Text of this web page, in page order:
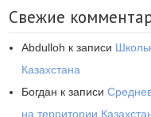
Свежие
Abdulloh к записи
Казахстана
Богдан к записи
на территории